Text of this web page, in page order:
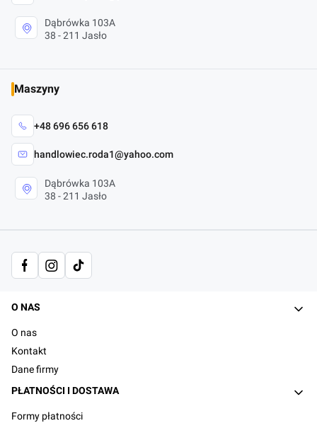
Dąbrówka 103A
38 - 211 Jasło
Maszyny
+48 696 656 618
handlowiec.roda1@yahoo.com
Dąbrówka 103A
38 - 211 Jasło
Linki w stopce
O NAS
O nas
Kontakt
Dane firmy
PŁATNOŚCI I DOSTAWA
Formy płatności